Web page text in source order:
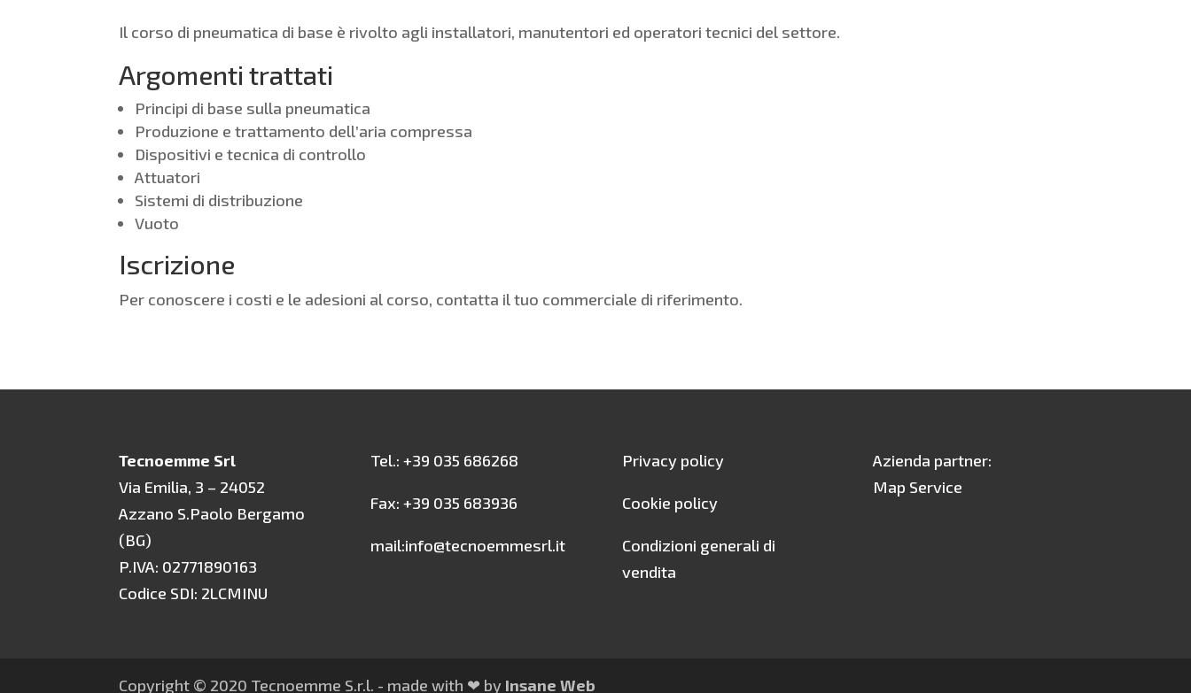
Il corso di pneumatica di base è rivolto agli installatori, manutentori ed operatori tecnici del settore.
Argomenti trattati
Principi di base sulla pneumatica
Produzione e trattamento dell’aria compressa
Dispositivi e tecnica di controllo
Attuatori
Sistemi di distribuzione
Vuoto
Iscrizione
Per conoscere i costi e le adesioni al corso, contatta il tuo commerciale di riferimento.
Tecnoemme Srl
Via Emilia, 3 – 24052
Azzano S.Paolo Bergamo
(BG)
P.IVA: 02771890163
Codice SDI: 2LCMINU
Tel.: +39 035 686268
Fax: +39 035 683936
mail:info@tecnoemmesrl.it
Privacy policy
Cookie policy
Condizioni generali di
vendita
Azienda partner:
Map Service
Copyright © 2020 Tecnoemme S.r.l. - made with ❤ by Insane Web